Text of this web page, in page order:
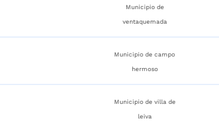
Municipio de
ventaquemada
Municipio de campo
hermoso
Municipio de villa de
leiva